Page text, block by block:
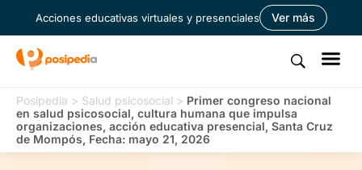
Acciones educativas virtuales y presenciales Ver más
Posipedia > Salud psicosocial > Primer congreso nacional
en salud psicosocial, cultura humana que impulsa
organizaciones, acción educativa presencial, Santa Cruz
de Mompós, Fecha: mayo 21, 2026